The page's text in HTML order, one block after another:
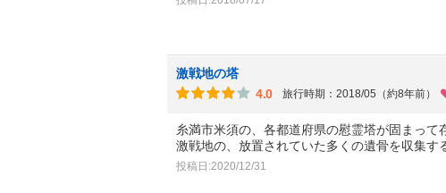
激戦地の塔
4.0
旅行時期：2018/05（約8年前）
糸満市米須の、各都道府県の慰霊塔が固まって
激戦地の、放置されていた多くの遺骨を収集す
投稿日:2020/12/31